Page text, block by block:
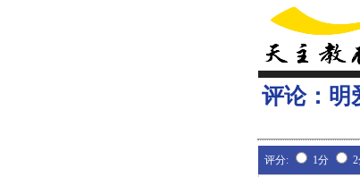
评论： 明
评分: 1分